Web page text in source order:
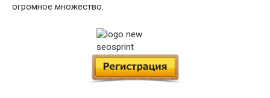
огромное множество.